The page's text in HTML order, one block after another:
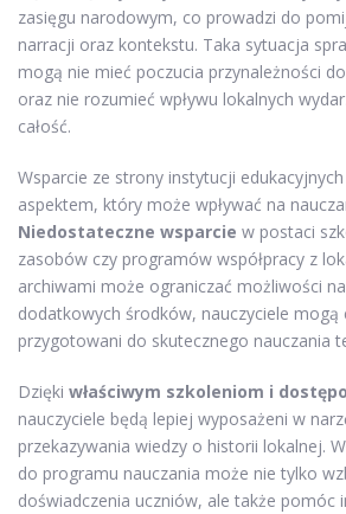
zasięgu narodowym, co prowadzi do
narracji oraz kontekstu. Taka sytuacja
mogą nie mieć poczucia przynależności
oraz nie rozumieć wpływu lokalnych
całość.
Wsparcie ze strony instytucji
aspektem, który może wpływać na
Niedostateczne wsparcie w postaci
zasobów czy programów współpracy z
archiwami może ograniczać możliwości
dodatkowych środków, nauczyciele mogą
przygotowani do skutecznego nauczania
Dzięki właściwym szkoleniom i
nauczyciele będą lepiej wyposażeni w
przekazywania wiedzy o historii lokalnej.
do programu nauczania może nie tylko
doświadczenia uczniów, ale także pomóc